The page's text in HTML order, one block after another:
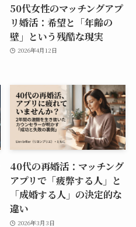
50代女性のマッチングアプ
リ婚活：希望と「年齢の
壁」という残酷な現実
2026年4月12日
40代の再婚活：マッチング
アプリで「疲弊する人」と
「成婚する人」の決定的な
違い
2026年3月3日